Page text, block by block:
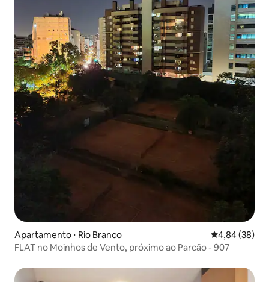
Apartamento ⋅ Rio Branco 4,84 de uma
4,84 (38)
FLAT no Moinhos de Vento, próximo ao Parcão - 907